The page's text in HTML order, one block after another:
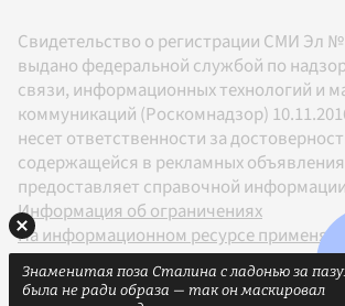
Свидетельство о регистрации СМИ Эл
выдано федеральной службой по
связи, информационных технологий и
коммуникаций (Роскомнадзор)
несет ответственности за
содержащейся в рекламных
предоставляет справочной
Информация об ограничениях
На информационном ресурсе
рекомендательные технологии в
Правилами
Знаменитая поза Сталина с ладонью за
была не ради образа — так он маскировал